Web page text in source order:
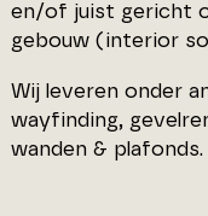
en/of juist gericht
gebouw (interior
Wij leveren onder
wayfinding,
wanden & plafonds.